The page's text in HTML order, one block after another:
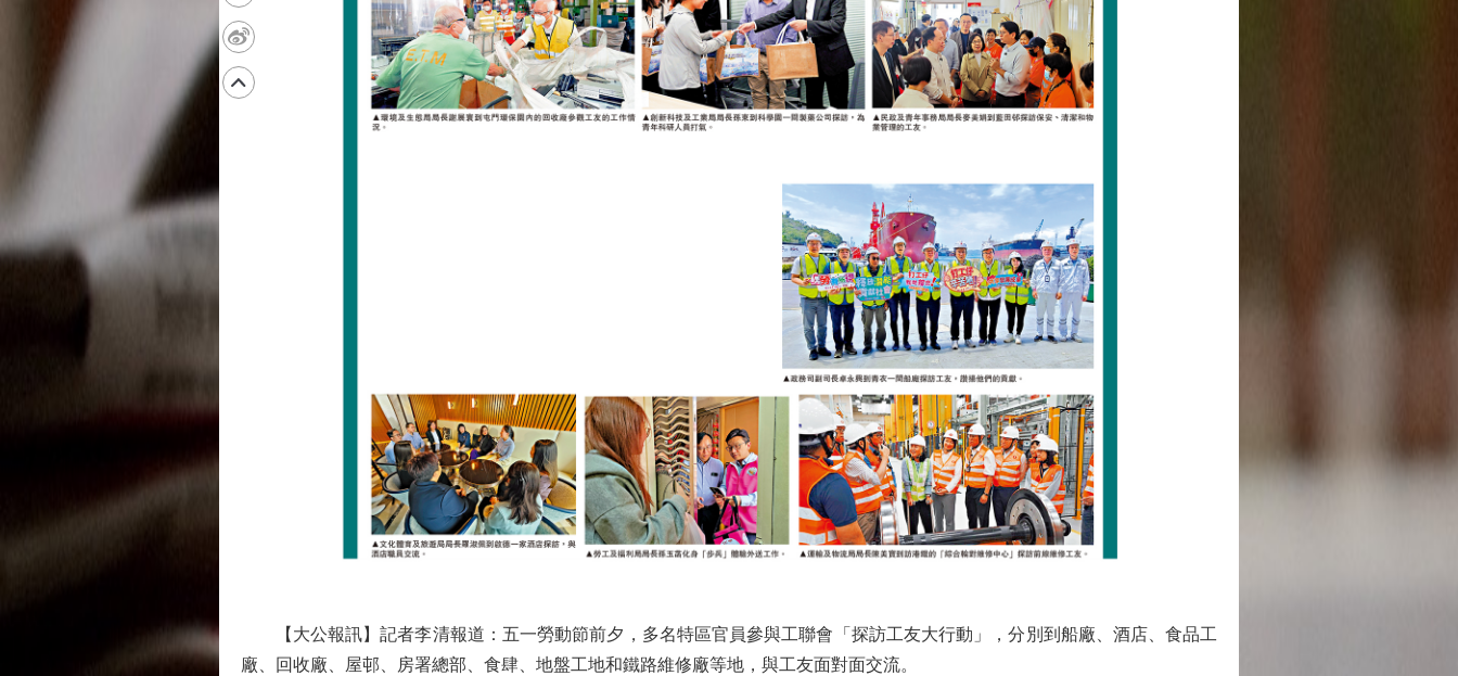
【大公報訊】記者李清報道：五一勞動節前夕，多名特區官員參與工聯會「探訪工友大行動」，分別到船廠、酒店、食品工
廠、回收廠、屋邨、房署總部、食肆、地盤工地和鐵路維修廠等地，與工友面對面交流。